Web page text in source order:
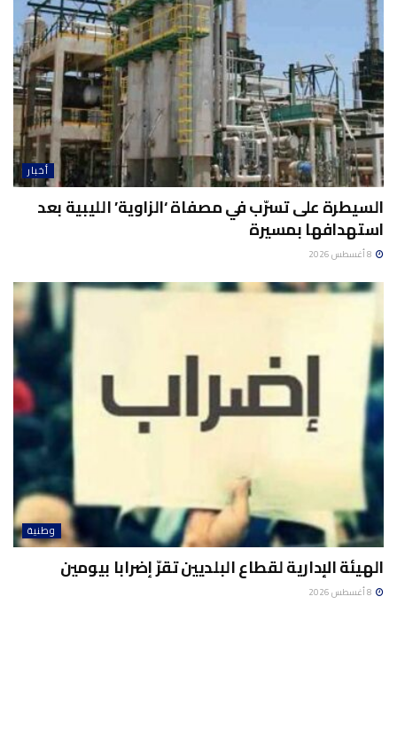
أخبار
السيطرة على تسرّب في مصفاة ‘الزاوية’ الليبية بعد
استهدافها بمسيرة
وطنية
الهيئة الإدارية لقطاع البلديين تقرّ إضرابا بيومين